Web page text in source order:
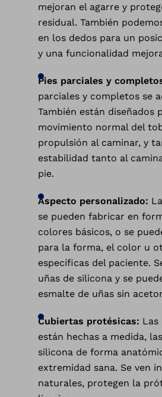
mejoran el agarre y
residual. También
en los dedos para un
y una funcionalidad
Pies parciales y
parciales y completos se
También están diseñados
movimiento normal del
propulsión al caminar, y
estabilidad tanto al
pie.
Aspecto personalizado:
se pueden fabricar en
colores básicos, o se
para la forma, el color u
específicas del paciente.
uñas de silicona y se
esmalte de uñas sin
Cubiertas protésicas: Las
están hechas a medida,
silicona de forma
extremidad sana. Se ven
naturales, protegen la